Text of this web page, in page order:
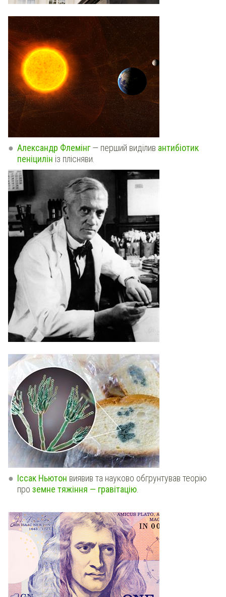
Александр Флемінг— перший виділив антибіотик
пеніцилін із плісняви.
Іссак Ньютон виявив та науково обгрунтував теорію
про земне тяжіння — гравітацію.